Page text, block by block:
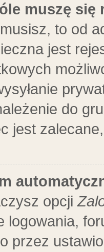
muszę się
to od
jest
do
jest
opcji
logowania,
przez